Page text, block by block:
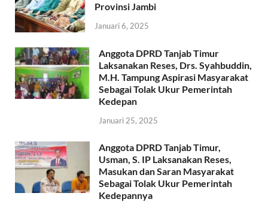
Provinsi Jambi
Januari 6, 2025
Anggota DPRD Tanjab Timur
Laksanakan Reses, Drs. Syahbuddin,
M.H. Tampung Aspirasi Masyarakat
Sebagai Tolak Ukur Pemerintah
Kedepan
Januari 25, 2025
Anggota DPRD Tanjab Timur,
Usman, S. IP Laksanakan Reses,
Masukan dan Saran Masyarakat
Sebagai Tolak Ukur Pemerintah
Kedepannya